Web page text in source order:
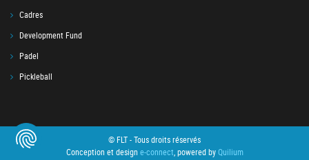
Cadres
Development Fund
Padel
Pickleball
© FLT - Tous droits réservés
Conception et design e-connect, powered byQuilium